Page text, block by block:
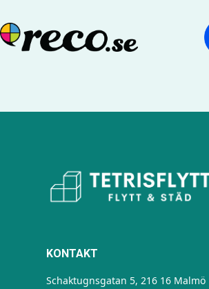
KONTAKT
Schaktugnsgatan 5, 216 16 Malmö